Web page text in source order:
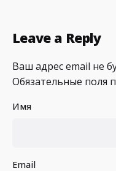
Leave a Reply
Ваш адрес email не
Обязательные поля
Имя
Email